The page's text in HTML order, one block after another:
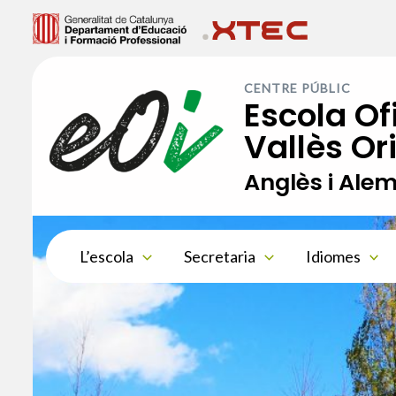
CENTRE PÚBLIC
Escola
Vallès
Anglès i
L’escola Secretaria Idiomes